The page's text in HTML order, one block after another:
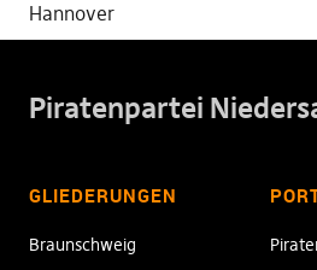
Hannover
Piratenpartei
GLIEDERUNGEN
Braunschweig